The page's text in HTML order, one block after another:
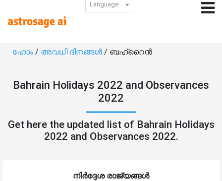
Language
ഹോം / അവധി ദിനങ്ങൾ / ബഹ്‌റൈൻ
Bahrain Holidays 2022 and Observances
2022
Get here the updated list of Bahrain Holidays
2022 and Observances 2022.
നിർദ്ദേശ രാജ്യങ്ങൾ